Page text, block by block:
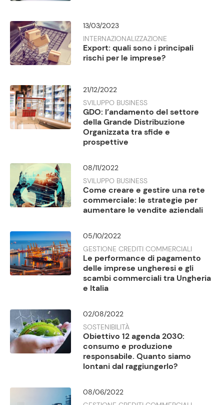
13/03/2023
INTERNAZIONALIZZAZIONE
Export: quali sono i principali
rischi per le imprese?
21/12/2022
SVILUPPO BUSINESS
GDO: l’andamento del settore
della Grande Distribuzione
Organizzata tra sfide e
prospettive
08/11/2022
SVILUPPO BUSINESS
Come creare e gestire una rete
commerciale: le strategie per
aumentare le vendite aziendali
05/10/2022
GESTIONE CREDITI COMMERCIALI
Le performance di pagamento
delle imprese ungheresi e gli
scambi commerciali tra Ungheria
e Italia
02/08/2022
SOSTENIBILITÀ
Obiettivo 12 agenda 2030:
consumo e produzione
responsabile. Quanto siamo
lontani dal raggiungerlo?
08/06/2022